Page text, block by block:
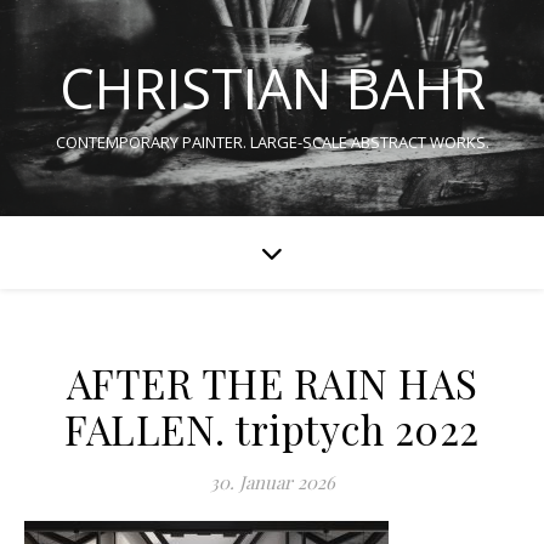
CHRISTIAN BAHR
CONTEMPORARY PAINTER. LARGE-SCALE ABSTRACT WORKS.
AFTER THE RAIN HAS
FALLEN. triptych 2022
30. Januar 2026